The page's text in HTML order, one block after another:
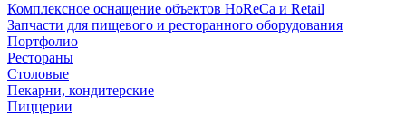
Комплексное оснащение объектов HoReCa и Retail
Запчасти для пищевого и ресторанного оборудования
Портфолио
Рестораны
Столовые
Пекарни, кондитерские
Пиццерии